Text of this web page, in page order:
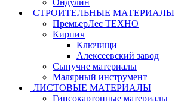
Ондулин
СТРОИТЕЛЬНЫЕ МАТЕРИАЛЫ
ПремьерЛес ТЕХНО
Кирпич
Ключищи
Алексеевский завод
Сыпучие материалы
Малярный инструмент
ЛИСТОВЫЕ МАТЕРИАЛЫ
Гипсокартонные материалы